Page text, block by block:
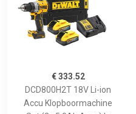
€ 333.52
DCD800H2T 18V Li-ion
Accu Klopboormachine